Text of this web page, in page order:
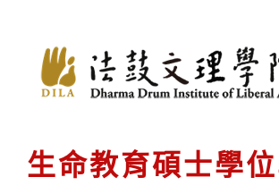
content
生命教育碩士學